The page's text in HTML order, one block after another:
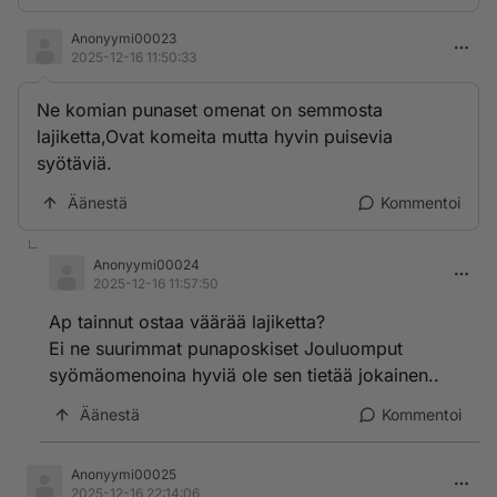
Anonyymi00023
2025-12-16 11:50:33
Ne komian punaset omenat on semmosta
lajiketta,Ovat komeita mutta hyvin puisevia
syötäviä.
Äänestä Kommentoi
Anonyymi00024
2025-12-16 11:57:50
Ap tainnut ostaa väärää lajiketta?
Ei ne suurimmat punaposkiset Jouluomput
syömäomenoina hyviä ole sen tietää jokainen..
Äänestä Kommentoi
Anonyymi00025
2025-12-16 22:14:06